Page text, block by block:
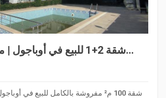
شقة 2+1 للبيع في
مطلة على
شقة 100 م² مفروشة بالكامل للبيع في